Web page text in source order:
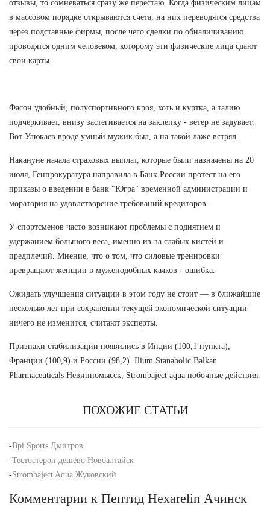
отзывы, то сомневаться сразу же перестаю. Когда физическим лицам
в массовом порядке открываются счета, на них переводятся средства
через подставные фирмы, после чего сделки по обналичиванию
проводятся одним человеком, которому эти физические лица сдают
свои карты.
Фасон удобный, полуспортивного кроя, хоть и куртка, а талию
подчеркивает, внизу застегивается на заклепку - ветер не задувает.
Вот Улюкаев вроде умный мужик был, а на такой лаже встрял..
Накануне начала страховых выплат, которые были назначены на 20
июля, Генпрокуратура направила в Банк России протест на его
приказы о введении в банк "Югра" временной администрации и
моратория на удовлетворение требований кредиторов.
У спортсменов часто возникают проблемы с поднятием и
удержанием большого веса, именно из-за слабых кистей и
предплечий. Мнение, что о том, что силовые тренировки
превращают женщин в мужеподобных качков - ошибка.
Ожидать улучшения ситуации в этом году не стоит — в ближайшие
несколько лет при сохранении текущей экономической ситуации
ничего не изменится, считают эксперты.
Признаки стабилизации появились в Индии (100,1 пункта),
Франции (100,9) и России (98,2). Ilium Stanabolic Balkan
Pharmaceuticals Невинномысск, Strombaject aqua побочные действия.
ПОХОЖИЕ СТАТЬИ
-Bpi Sports Дмитров
-Тестостерон дешево Новоалтайск
-Strombaject Aqua Жуковский
Комментарии к Пептид Hexarelin Ачинск